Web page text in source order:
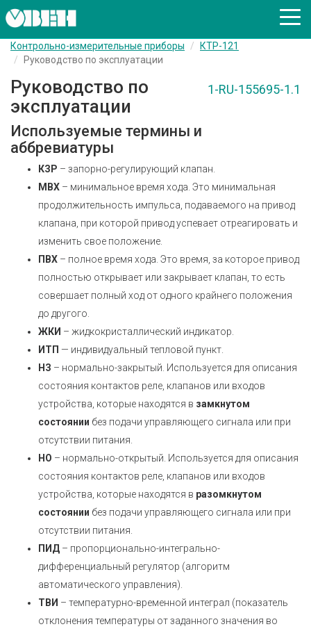
Контрольно-измерительные приборы
КТР-121
Руководство по эксплуатации
1-RU-155695-1.1
Руководство по
эксплуатации
Используемые термины и
аббревиатуры
КЗР – запорно-регулирующий клапан.
МВХ – минимальное время хода. Это минимальная
продолжительность импульса, подаваемого на привод
клапана, при которой привод успевает отреагировать и
изменить свое положение.
ПВХ – полное время хода. Это время, за которое привод
полностью открывает или закрывает клапан, то есть
совершает полный ход от одного крайнего положения
до другого.
ЖКИ – жидкокристаллический индикатор.
ИТП — индивидуальный тепловой пункт.
НЗ – нормально-закрытый. Используется для описания
состояния контактов реле, клапанов или входов
устройства, которые находятся в замкнутом
состоянии без подачи управляющего сигнала или при
отсутствии питания.
НО – нормально-открытый. Используется для описания
состояния контактов реле, клапанов или входов
устройства, которые находятся в разомкнутом
состоянии без подачи управляющего сигнала или при
отсутствии питания.
ПИД – пропорционально-интегрально-
дифференциальный регулятор (алгоритм
автоматического управления).
ТВИ – температурно-временной интеграл (показатель
отклонения температуры от заданного значения во